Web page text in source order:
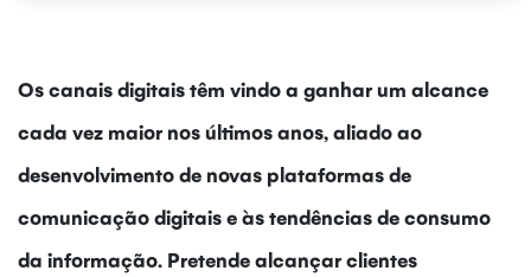
Os canais digitais têm vindo a ganhar um alcance
cada vez maior nos últimos anos, aliado ao
desenvolvimento de novas plataformas de
comunicação digitais e às tendências de consumo
da informação. Pretende alcançar clientes